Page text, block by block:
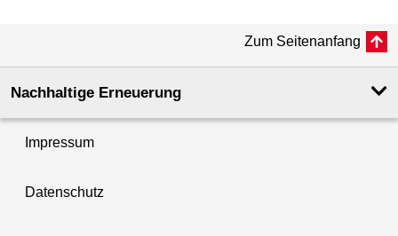
Zum Seitenanfang
Nachhaltige Erneuerung
Impressum
Datenschutz